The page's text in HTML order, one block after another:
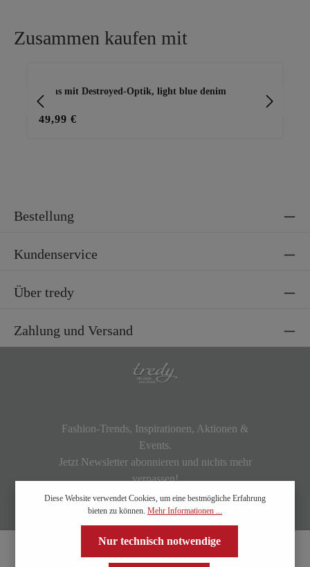
Zusammen kaufen mit
Jeans mit Destroyed-Optik, light blue denim
49,99 €
Bestellung
Kundenservice
Über tredy
Zahlung und Versand
Fashion-Trends, Inspirationen, Aktionen &
Events.
Jetzt Newsletter abonnieren und nichts mehr
verpassen!
Diese Website verwendet Cookies, um eine bestmögliche Erfahrung
bieten zu können. Mehr Informationen ...
Nur technisch notwendige